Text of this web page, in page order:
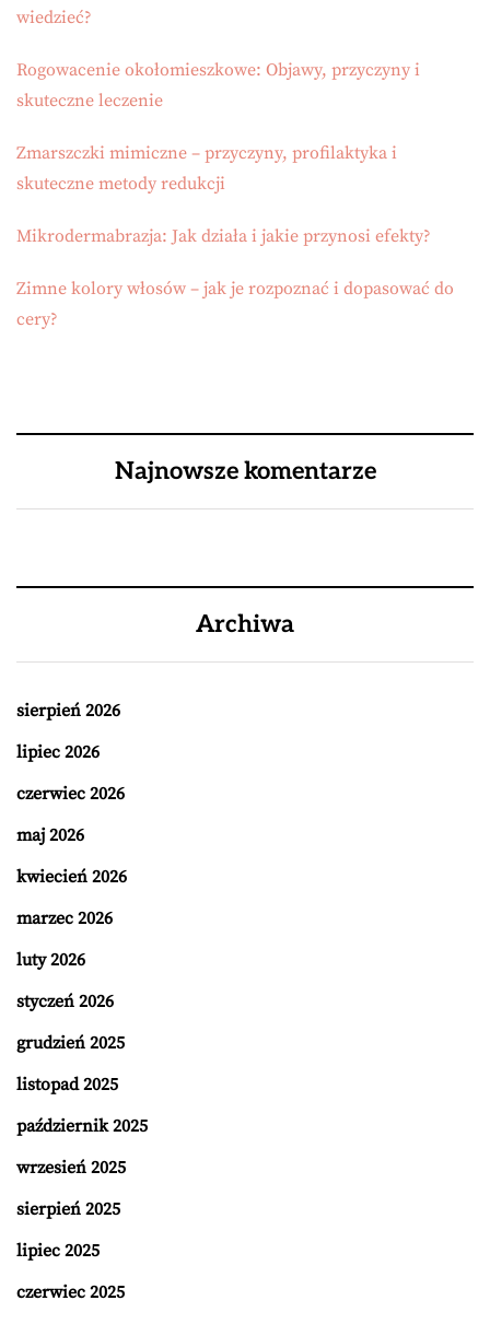
wiedzieć?
Rogowacenie okołomieszkowe: Objawy, przyczyny i
skuteczne leczenie
Zmarszczki mimiczne – przyczyny, profilaktyka i
skuteczne metody redukcji
Mikrodermabrazja: Jak działa i jakie przynosi efekty?
Zimne kolory włosów – jak je rozpoznać i dopasować do
cery?
Najnowsze komentarze
Archiwa
sierpień 2026
lipiec 2026
czerwiec 2026
maj 2026
kwiecień 2026
marzec 2026
luty 2026
styczeń 2026
grudzień 2025
listopad 2025
październik 2025
wrzesień 2025
sierpień 2025
lipiec 2025
czerwiec 2025